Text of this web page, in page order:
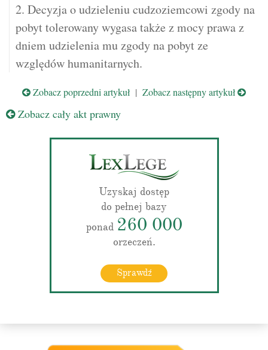
2. Decyzja o udzieleniu cudzoziemcowi zgody na
pobyt tolerowany wygasa także z mocy prawa z
dniem udzielenia mu zgody na pobyt ze
względów humanitarnych.
Zobacz poprzedni artykuł | Zobacz następny artykuł
Zobacz cały akt prawny
Uzyskaj dostęp
do pełnej bazy
ponad 260 000
orzeczeń.
Sprawdź